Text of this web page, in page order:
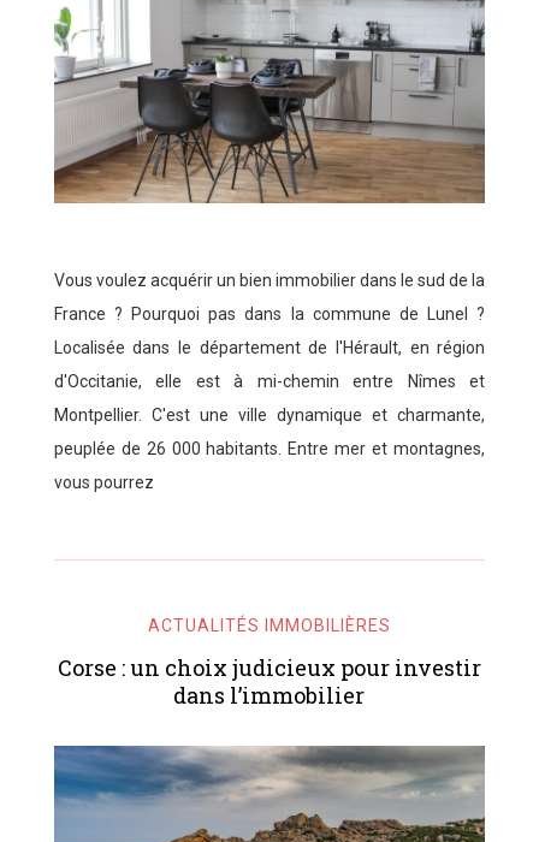
Vous voulez acquérir un bien immobilier dans le sud de la
France ? Pourquoi pas dans la commune de Lunel ?
Localisée dans le département de l'Hérault, en région
d'Occitanie, elle est à mi-chemin entre Nîmes et
Montpellier. C'est une ville dynamique et charmante,
peuplée de 26 000 habitants. Entre mer et montagnes,
vous pourrez
ACTUALITÉS IMMOBILIÈRES
Corse : un choix judicieux pour investir
dans l’immobilier